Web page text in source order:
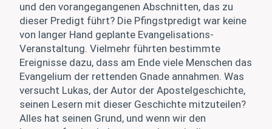
und den vorangegangenen Abschnitten, das zu
dieser Predigt führt? Die Pfingstpredigt war keine
von langer Hand geplante Evangelisations-
Veranstaltung. Vielmehr führten bestimmte
Ereignisse dazu, dass am Ende viele Menschen das
Evangelium der rettenden Gnade annahmen. Was
versucht Lukas, der Autor der Apostelgeschichte,
seinen Lesern mit dieser Geschichte mitzuteilen?
Alles hat seinen Grund, und wenn wir den